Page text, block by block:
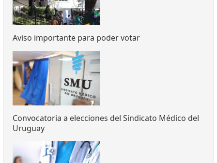
Aviso importante para poder votar
Convocatoria a elecciones del Sindicato Médico del
Uruguay